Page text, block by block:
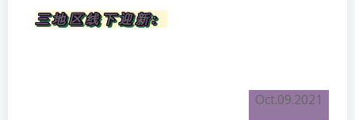
三地区线下迎新:
Oct.09.2021